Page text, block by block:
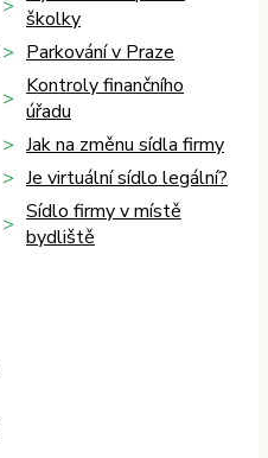
školky
Parkování v Praze
Kontroly finančního
úřadu
Jak na změnu sídla firmy
Je virtuální sídlo legální?
Sídlo firmy v místě
bydliště